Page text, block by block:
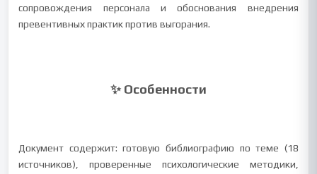
сопровождения персонала и обоснования внедрения
превентивных практик против выгорания.
✨ Особенности
Документ содержит: готовую библиографию по теме (18
источников), проверенные психологические методики,